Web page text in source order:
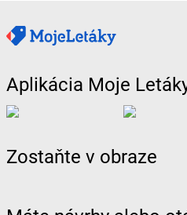
Aplikácia Moje
Zostaňte v obraze